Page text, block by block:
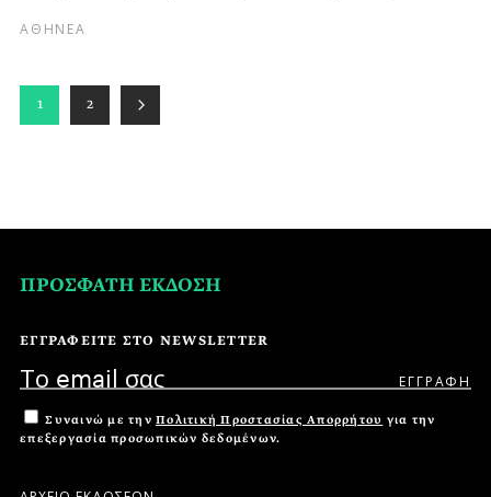
ΑΘΗΝΕΑ
1 2
ΠΡΟΣΦΑΤΗ ΕΚΔΟΣΗ
ΕΓΓΡΑΦΕΙΤΕ ΣΤΟ NEWSLETTER
Συναινώ με την Πολιτική Προστασίας Απορρήτου για την
επεξεργασία προσωπικών δεδομένων.